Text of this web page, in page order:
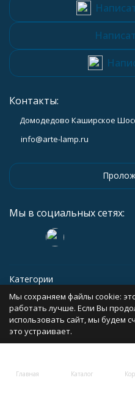
Главная Каталог
Контакты:
Домодедово Каширское
info@arte-lamp.ru
Мы в социальных сетях:
Категории
Информация
Политика персональных
Мы сохраняем файлы cookie:
работать лучше. Если Вы
использовать сайт, мы будем
это устраивает.